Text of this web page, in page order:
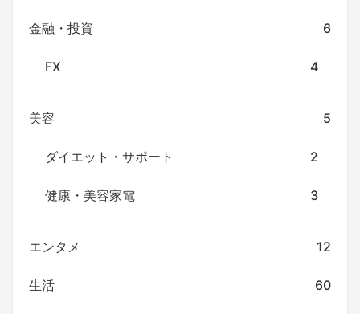
金融・投資 6
FX 4
美容 5
ダイエット・サポート 2
健康・美容家電 3
エンタメ 12
生活 60